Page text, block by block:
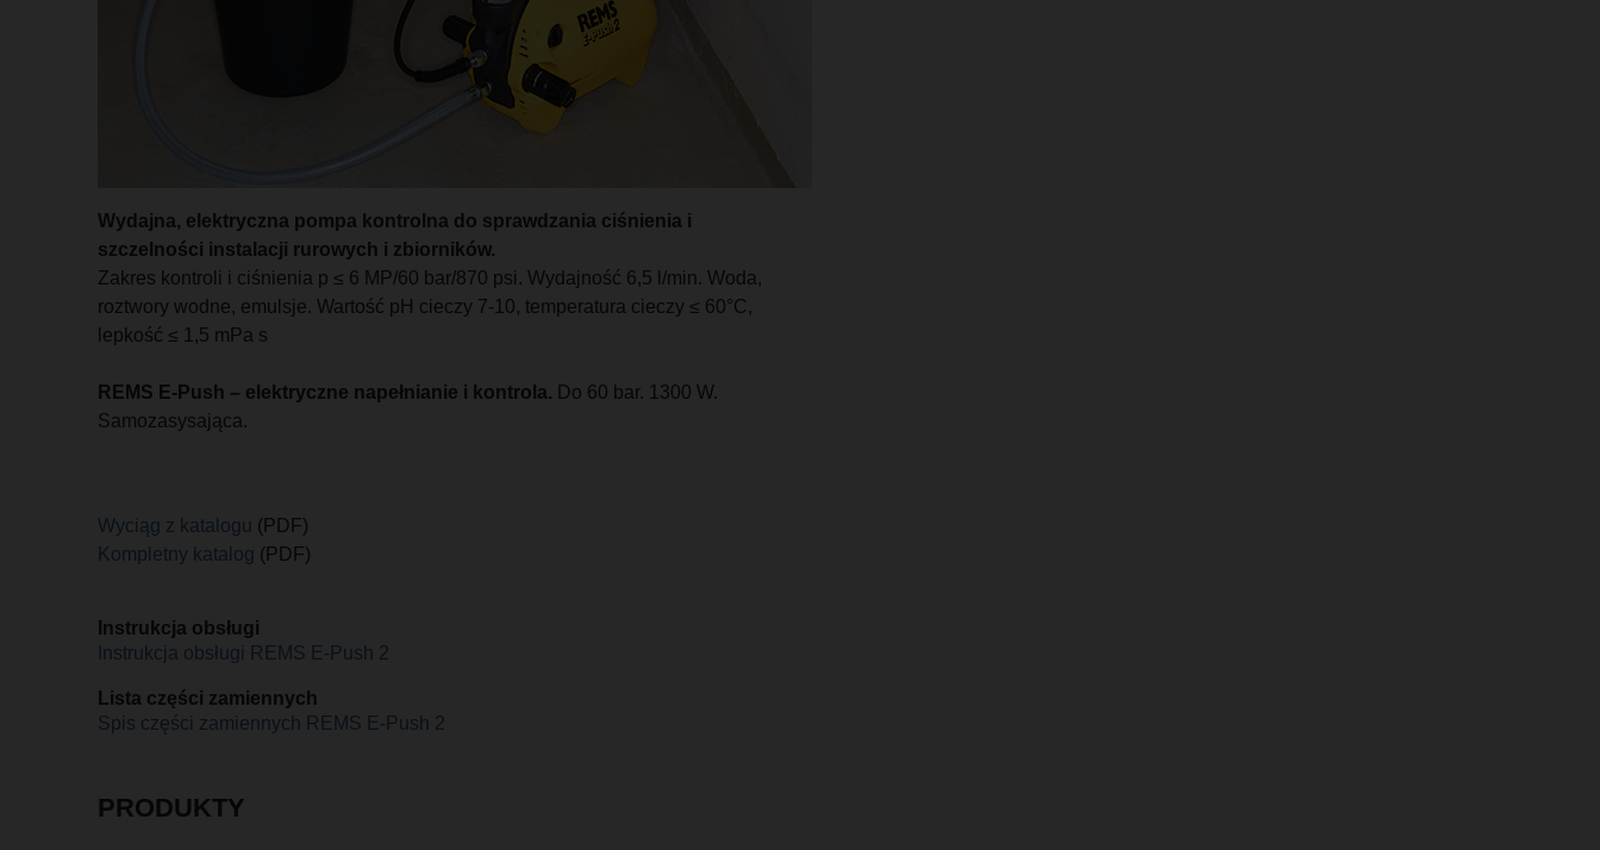
Wydajna, elektryczna pompa kontrolna do sprawdzania ciśnienia i
szczelności instalacji rurowych i zbiorników.
Zakres kontroli i ciśnienia p ≤ 6 MP/60 bar/870 psi. Wydajność 6,5 l/min. Woda,
roztwory wodne, emulsje. Wartość pH cieczy 7-10, temperatura cieczy ≤ 60°C,
lepkość ≤ 1,5 mPa s
REMS E-Push – elektryczne napełnianie i kontrola. Do 60 bar. 1300 W.
Samozasysająca.
Wyciąg z katalogu (PDF)
Kompletny katalog (PDF)
Instrukcja obsługi
Instrukcja obsługi REMS E-Push 2
Lista części zamiennych
Spis części zamiennych REMS E-Push 2
PRODUKTY